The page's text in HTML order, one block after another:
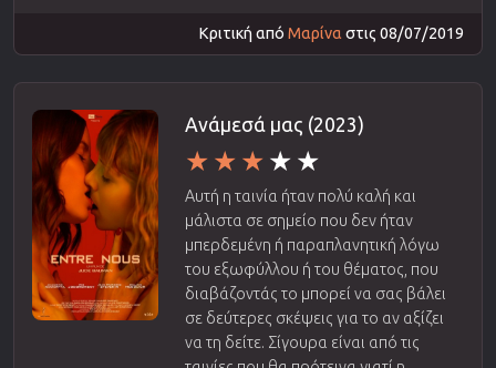
Κριτική από Μαρίναστις 08/07/2019
Ανάμεσά μας (2023)
Αυτή η ταινία ήταν πολύ καλή και
μάλιστα σε σημείο που δεν ήταν
μπερδεμένη ή παραπλανητική λόγω
του εξωφύλλου ή του θέματος, που
διαβάζοντάς το μπορεί να σας βάλει
σε δεύτερες σκέψεις για το αν αξίζει
να τη δείτε. Σίγουρα είναι από τις